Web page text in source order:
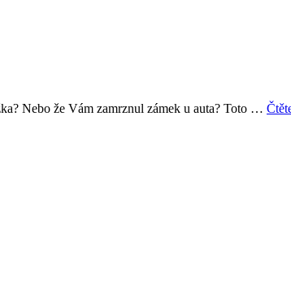
Nebo že Vám zamrznul zámek u auta? Toto …